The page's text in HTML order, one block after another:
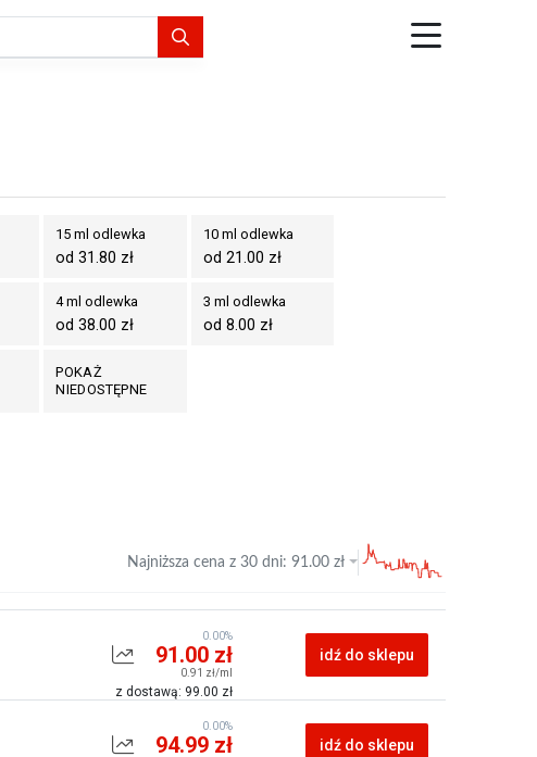
15 ml odlewka
od 31.80 zł
10 ml odlewka
od 21.00 zł
4 ml odlewka
od 38.00 zł
3 ml odlewka
od 8.00 zł
POKAŻ
NIEDOSTĘPNE
Najniższa cena z 30 dni:91.00 zł
91.00 zł
0.91 zł/ml
z dostawą: 99.00 zł
0.00%
idź do sklepu
94.99 zł
0.00%
idź do sklepu